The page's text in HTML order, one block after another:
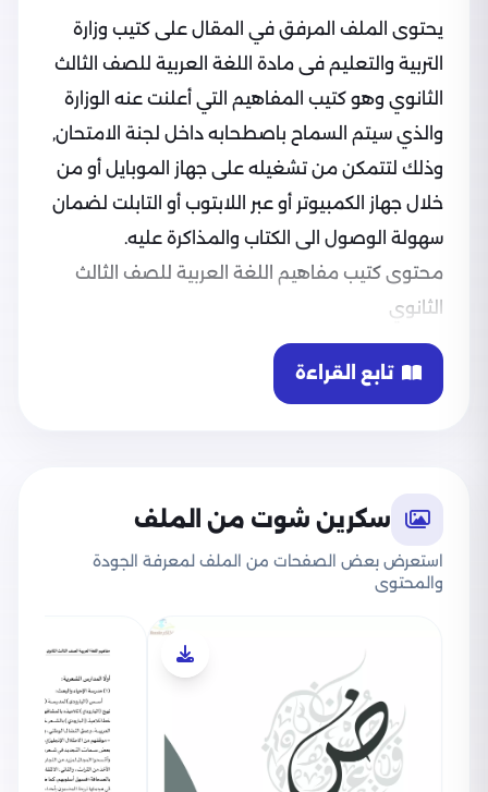
يحتوى الملف المرفق في المقال على كتيب وزارة
التربية والتعليم فى مادة اللغة العربية للصف الثالث
الثانوي وهو كتيب المفاهيم التي أعلنت عنه الوزارة
والذي سيتم السماح باصطحابه داخل لجنة الامتحان,
وذلك لتتمكن من تشغيله على جهاز الموبايل أو من
خلال جهاز الكمبيوتر أو عبر اللابتوب أو التابلت لضمان
سهولة الوصول الى الكتاب والمذاكرة عليه.
محتوى كتيب مفاهيم اللغة العربية للصف الثالث
الثانوي
وعن محتوى كتيب مفاهيم اللغة العربية للصف
الثالث الثانوي فهو يحتوي الآتي:
في فرع الأدب شمل الكتاب فقرات عن المدارس
الشعرية مثل الإحياء والبعث والديوان والإتجاه
الرومانتيكي ومدارس أبوللو والمهاجر والواقعية.
وفي فن النثر شمل الكتيب معلومات عن المقال
والرواية والقصة القصيرة والمسرحية وأسس بناء
المسرحية.
وفي فرع البلاغة تحدث عن التجربة الشعرية والوحدة
الفنية.
تابع القراءة
سكرين شوت من الملف
استعرض بعض الصفحات من الملف لمعرفة الجودة
والمحتوى